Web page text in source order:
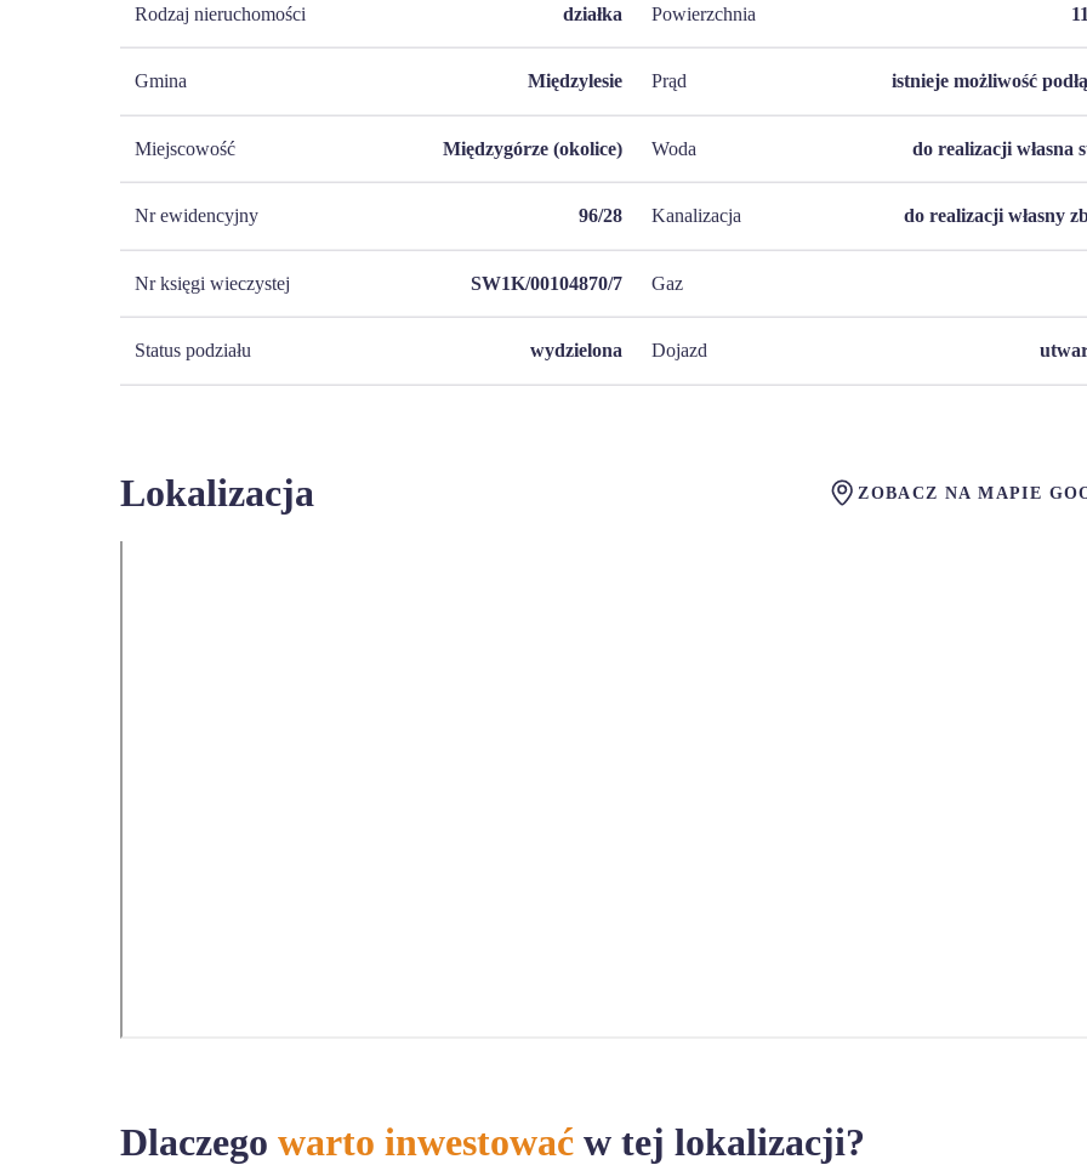
Rodzaj nieruchomości działka
Gmina Międzylesie
Miejscowość Międzygórze (okolice)
Nr ewidencyjny 96/28
Nr księgi wieczystej SW1K/00104870/7
Status podziału wydzielona
Powierzchnia
Prąd istnieje możliwość
Woda do realizacji własna
Kanalizacja do realizacji własny
Gaz
Dojazd
Lokalizacja ZOBACZ NA MAPIE
Dlaczego warto inwestować w tej lokalizacji?